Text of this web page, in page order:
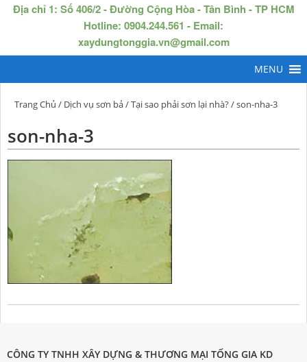
Địa chỉ 1: Số 406/2 - Đường Cộng Hòa - Tân Bình - TP HCM
Hotline: 0904.244.561 - Email:
xaydungtonggia.vn@gmail.com
Trang Chủ / Dịch vụ sơn bả/Tại sao phải sơn lại nhà?/ son-nha-3
son-nha-3
CÔNG TY TNHH XÂY DỰNG & THƯƠNG MẠI TỐNG GIA KD